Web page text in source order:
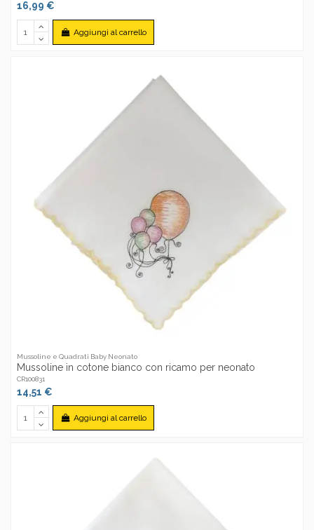
16,99 €
Aggiungi al carrello
Mussoline e Quadrati Baby Neonato
Mussoline in cotone bianco con ricamo per neonato
CR100831
14,51 €
Aggiungi al carrello